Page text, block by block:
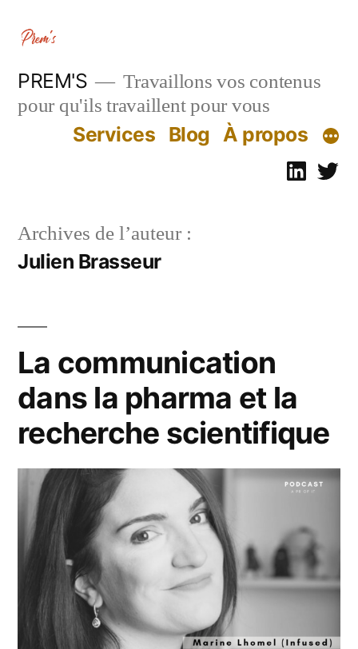
contenu
PREM'S
Travaillons vos contenus
pour qu'ils travaillent pour vous
Services Blog À propos
Archives de l’auteur :
Julien Brasseur
La communication
dans la pharma et la
recherche scientifique